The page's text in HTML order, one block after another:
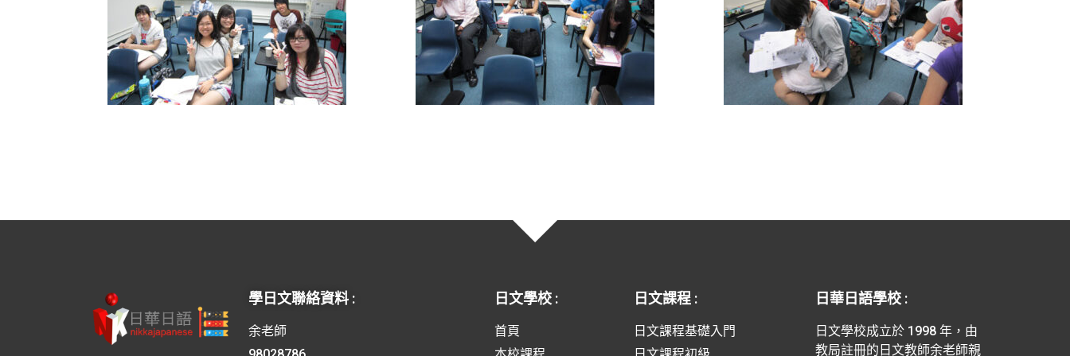
學日文聯絡資料 :
余老師
日文學校 :
首頁
日文課程 :
日文課程基礎入門
日華日語學校 :
日文學校成立於 1998 年，由
教局註冊的日文教師余老師親